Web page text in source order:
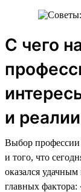
С чего
и
Выбор профессии
и того, что
оказался
главных фактора: